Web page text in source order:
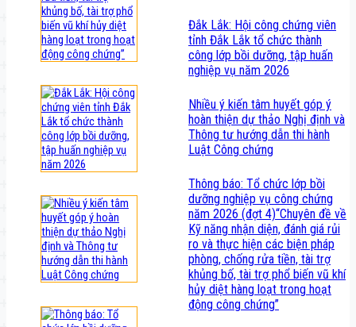
Đắk Lắk: Hội công chứng viên
tỉnh Đắk Lắk tổ chức thành
công lớp bồi dưỡng, tập huấn
nghiệp vụ năm 2026
Nhiều ý kiến tâm huyết góp ý
hoàn thiện dự thảo Nghị định và
Thông tư hướng dẫn thi hành
Luật Công chứng
Thông báo: Tổ chức lớp bồi
dưỡng nghiệp vụ công chứng
năm 2026 (đợt 4)“Chuyên đề về
Kỹ năng nhận diện, đánh giá rủi
ro và thực hiện các biện pháp
phòng, chống rửa tiền, tài trợ
khủng bố, tài trợ phổ biến vũ khí
hủy diệt hàng loạt trong hoạt
động công chứng”